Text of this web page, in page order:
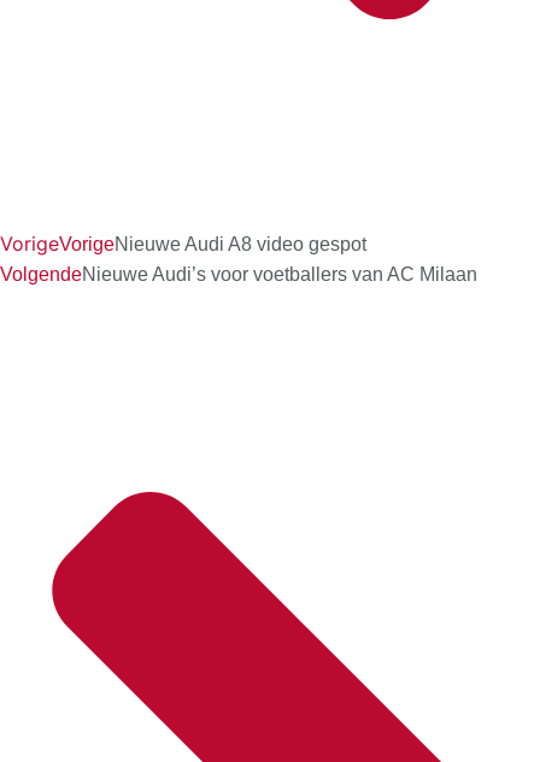
VorigeVorigeNieuwe Audi A8 video gespot
VolgendeNieuwe Audi’s voor voetballers van AC Milaan